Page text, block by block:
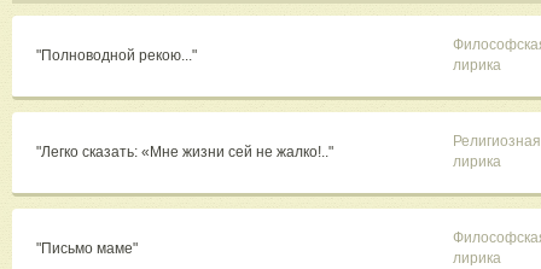
"Полноводной рекою..."
лирика
"Легко сказать: «Мне жизни сей не жалко!.."
Религиозная
лирика
"Письмо маме"
лирика